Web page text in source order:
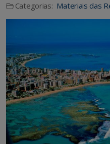
Categorias: Materiais das